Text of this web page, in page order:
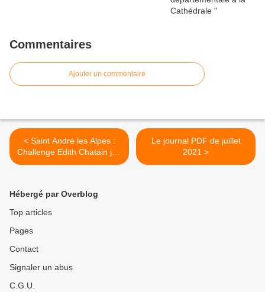
Commentaires
Ajouter un commentaire
< Saint André les Alpes :
Challenge Edith Chatain jeu
provençal
Le journal PDF de juillet
2021 >
Hébergé par Overblog
Top articles
Pages
Contact
Signaler un abus
C.G.U.